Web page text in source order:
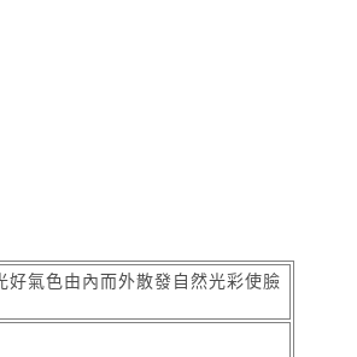
氣色由內而外散發自然光彩使臉